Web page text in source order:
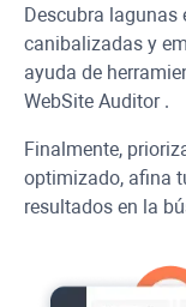
Descubra lagunas
canibalizadas y
ayuda de
WebSite Auditor.
Finalmente,
optimizado, afina
resultados en la